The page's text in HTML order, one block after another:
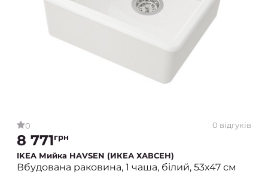
0 0 відгуків
8 771грн
IKEA Мийка HAVSEN (ИКЕА ХАВСЕН)
Вбудована раковина, 1 чаша, білий, 53x47 см